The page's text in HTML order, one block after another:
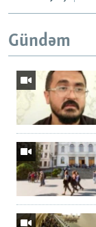
Gündəm